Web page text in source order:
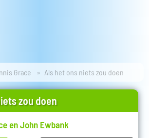
Grace Als het ons niets zou doen
zou doen
en John Ewbank